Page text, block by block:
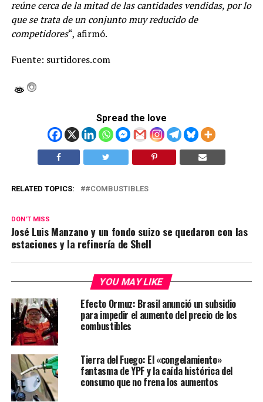
reúne cerca de la mitad de las cantidades vendidas, por lo
que se trata de un conjunto muy reducido de
competidores“, afirmó.
Fuente: surtidores.com
Spread the love
RELATED TOPICS: #COMBUSTIBLES
DON'T MISS
José Luis Manzano y un fondo suizo se quedaron con las
estaciones y la refinería de Shell
YOU MAY LIKE
Efecto Ormuz: Brasil anunció un subsidio
para impedir el aumento del precio de los
combustibles
Tierra del Fuego: El «congelamiento»
fantasma de YPF y la caída histórica del
consumo que no frena los aumentos